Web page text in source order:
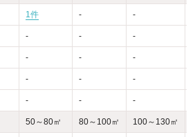
1件 - -
- - -
- - -
- - -
- - -
50～80㎡ 80～100㎡ 100～130㎡